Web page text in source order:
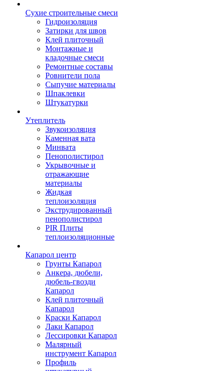
Сухие строительные смеси
Гидроизоляция
Затирки для швов
Клей плиточный
Монтажные и
кладочные смеси
Ремонтные составы
Ровнители пола
Сыпучие материалы
Шпаклевки
Штукатурки
Утеплитель
Звукоизоляция
Каменная вата
Минвата
Пенополистирол
Укрывочные и
отражающие
материалы
Жидкая
теплоизоляция
Экструдированный
пенополистирол
PIR Плиты
теплоизоляционные
Капарол центр
Грунты Капарол
Анкера, дюбели,
дюбель-гвозди
Капарол
Клей плиточный
Капарол
Краски Капарол
Лаки Капарол
Лессировки Капарол
Малярный
инструмент Капарол
Профиль